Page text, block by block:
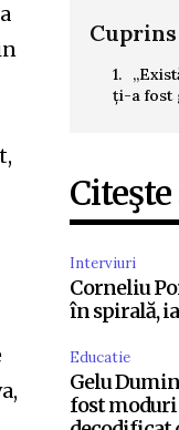
Cuprins
ți-a fost
Interviuri
Corneliu
în spirală,
Educatie
Gelu
fost moduri